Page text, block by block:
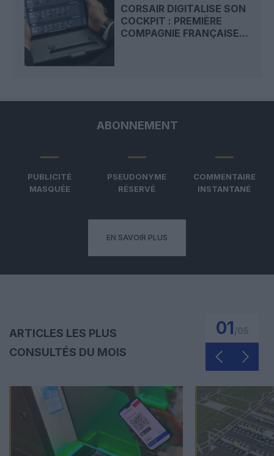
CORSAIR DIGITALISE SON
COCKPIT : PREMIÈRE
COMPAGNIE FRANÇAISE...
ABONNEMENT
PUBLICITÉ
MASQUÉE
PSEUDONYME
RÉSERVÉ
COMMENTAIRE
INSTANTANÉ
EN SAVOIR PLUS
ARTICLES LES PLUS
CONSULTÉS DU MOIS
01